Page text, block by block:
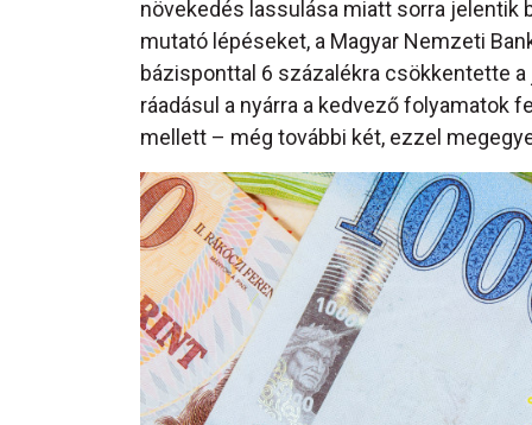
növekedés lassulása miatt sorra jelentik
mutató lépéseket, a Magyar Nemzeti
bázisponttal 6 százalékra csökkentette
ráadásul a nyárra a kedvező folyamatok
mellett – még további két, ezzel